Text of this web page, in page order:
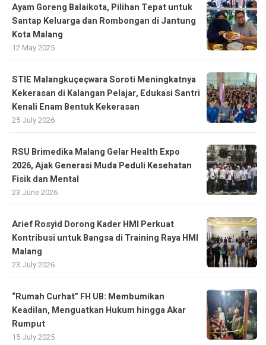
Ayam Goreng Balaikota, Pilihan Tepat untuk
Santap Keluarga dan Rombongan di Jantung
Kota Malang
12 May 2025
STIE Malangkuçeçwara Soroti Meningkatnya
Kekerasan di Kalangan Pelajar, Edukasi Santri
Kenali Enam Bentuk Kekerasan
25 July 2026
RSU Brimedika Malang Gelar Health Expo
2026, Ajak Generasi Muda Peduli Kesehatan
Fisik dan Mental
23 June 2026
Arief Rosyid Dorong Kader HMI Perkuat
Kontribusi untuk Bangsa di Training Raya HMI
Malang
23 July 2026
“Rumah Curhat” FH UB: Membumikan
Keadilan, Menguatkan Hukum hingga Akar
Rumput
15 July 2025